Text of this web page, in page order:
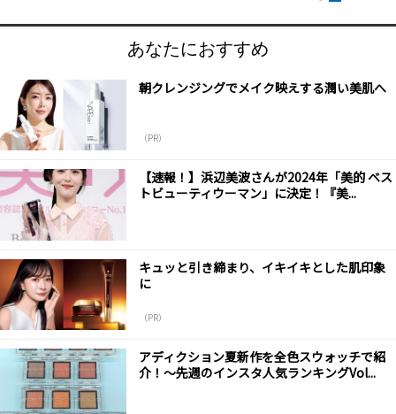
あなたにおすすめ
朝クレンジングでメイク映えする潤い美肌へ
（PR）
【速報！】浜辺美波さんが2024年「美的 ベス
トビューティウーマン」に決定！『美...
キュッと引き締まり、イキイキとした肌印象
に
（PR）
アディクション夏新作を全色スウォッチで紹
介！～先週のインスタ人気ランキングVol...